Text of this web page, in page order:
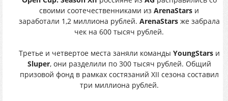
своими соотечественниками из ArenaStars и
заработали 1,2 миллиона рублей. ArenaStarsже забрала
чек на 600 тысяч рублей.
Третье и четвертое места заняли команды YoungStarsи
Sluper, они разделили по 300 тысяч рублей. Общий
призовой фонд в рамках состязаний XII сезона составил
три миллиона рублей.